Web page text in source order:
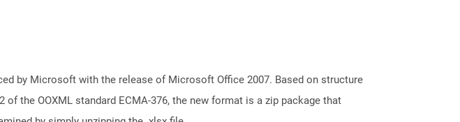
by Microsoft with the release of Microsoft Office 2007. Based on structure
the OOXML standard ECMA-376, the new format is a zip package that